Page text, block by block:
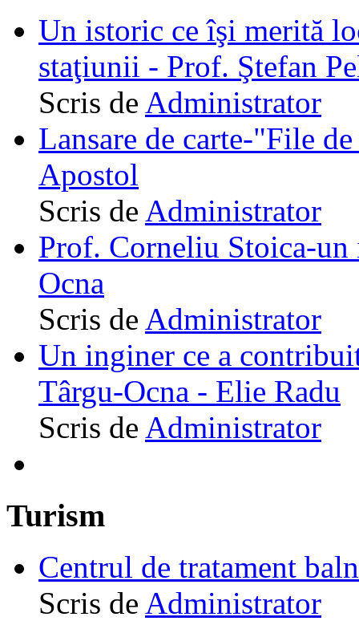
Un istoric ce îşi merită
staţiunii - Prof. Ştefan
Scris de Administrator
Lansare de carte-"File
Apostol
Scris de Administrator
Prof. Corneliu Stoica-
Ocna
Scris de Administrator
Un inginer ce a
Târgu-Ocna - Elie Radu
Scris de Administrator
Turism
Centrul de tratament
Scris de Administrator